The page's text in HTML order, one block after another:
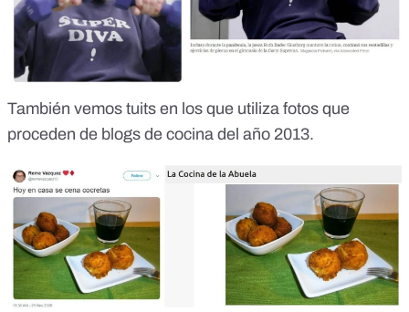
También vemos tuits en los que utiliza fotos que
proceden de blogs de cocina del año 2013.